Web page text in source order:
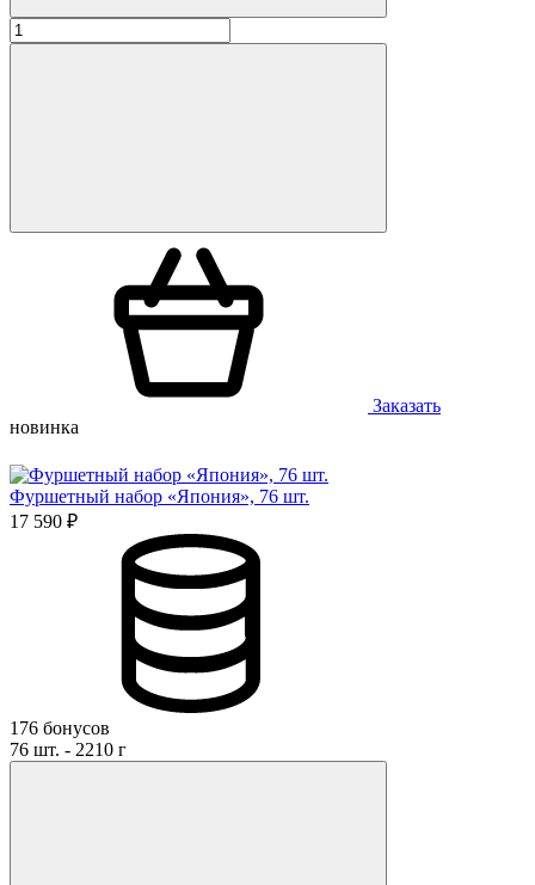
Заказать
новинка
Фуршетный набор «Япония», 76 шт.
17 590 ₽
176 бонусов
76 шт. - 2210 г